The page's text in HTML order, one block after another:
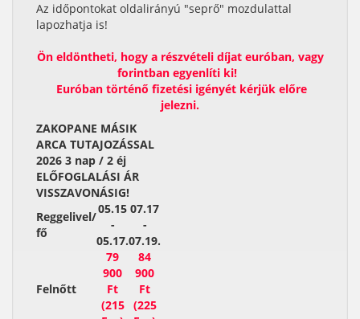
Az időpontokat oldalirányú "seprő" mozdulattal
lapozhatja is!
Ön eldöntheti, hogy a részvételi díjat euróban, vagy
forintban egyenlíti ki!
Euróban történő fizetési igényét kérjük előre
jelezni.
ZAKOPANE MÁSIK
ARCA TUTAJOZÁSSAL
2026 3 nap / 2 éj
ELŐFOGLALÁSI ÁR
VISSZAVONÁSIG!
Reggelivel/
fő
05.15
-
05.17.
07.17
-
07.19.
Felnőtt
79
900
Ft
(215
84
900
Ft
(225